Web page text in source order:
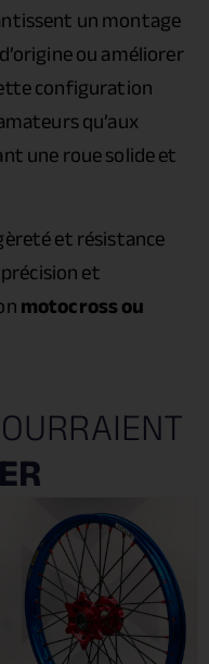
un montage
ou améliorer
configuration
qu’aux
une roue solide et
et résistance
et
motocross ou